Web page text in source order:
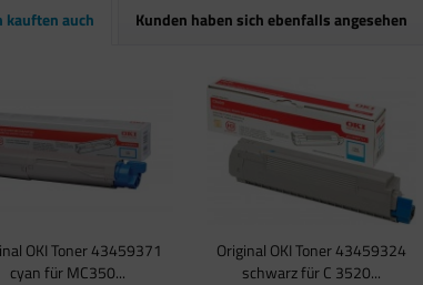
kauften auch Kunden haben sich ebenfalls angesehen
OKI Toner 43459371
cyan für MC350...
Original OKI Toner 43459324
schwarz für C 3520...